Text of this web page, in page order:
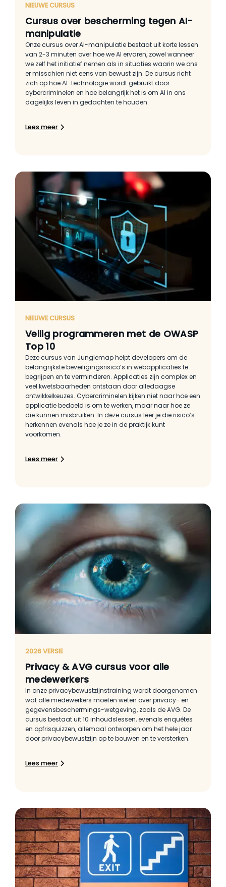
NIEUWE CURSUS
Cursus over bescherming tegen AI-
manipulatie
Onze cursus over AI-manipulatie bestaat uit korte lessen
van 2-3 minuten over hoe we AI ervaren, zowel wanneer
we zelf het initiatief nemen als in situaties waarin we ons
er misschien niet eens van bewust zijn. De cursus richt
zich op hoe AI-technologie wordt gebruikt door
cybercriminelen en hoe belangrijk het is om AI in ons
dagelijks leven in gedachten te houden.
Lees meer
NIEUWE CURSUS
Veilig programmeren met de OWASP
Top 10
Deze cursus van Junglemap helpt developers om de
belangrijkste beveiligingsrisico’s in webapplicaties te
begrijpen en te verminderen. Applicaties zijn complex en
veel kwetsbaarheden ontstaan door alledaagse
ontwikkelkeuzes. Cybercriminelen kijken niet naar hoe een
applicatie bedoeld is om te werken, maar naar hoe ze
die kunnen misbruiken. In deze cursus leer je die risico’s
herkennen evenals hoe je ze in de praktijk kunt
voorkomen.
Lees meer
2026 VERSIE
Privacy & AVG cursus voor alle
medewerkers
In onze privacybewustzijnstraining wordt doorgenomen
wat alle medewerkers moeten weten over privacy- en
gegevensbeschermings-wetgeving, zoals de AVG. De
cursus bestaat uit 10 inhoudslessen, evenals enquêtes
en opfrisquizzen, allemaal ontworpen om het hele jaar
door privacybewustzijn op te bouwen en te versterken.
Lees meer